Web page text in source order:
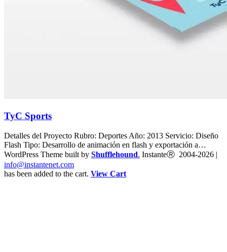
TyC Sports
Detalles del Proyecto Rubro: Deportes Año: 2013 Servicio: Diseño
Flash Tipo: Desarrollo de animación en flash y exportación a…
WordPress Theme built by Shufflehound. InstanteⓇ 2004-2026 |
info@instantenet.com
has been added to the cart. View Cart